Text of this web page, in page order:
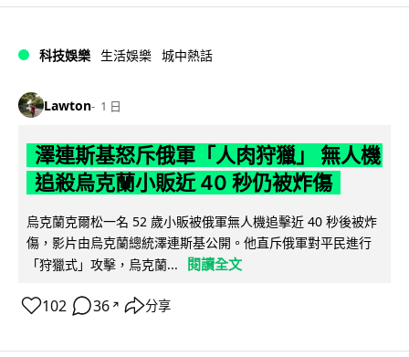
科技娛樂 生活娛樂 城中熱話
Lawton 1 日
澤連斯基怒斥俄軍「人肉狩獵」 無人機
追殺烏克蘭小販近 40 秒仍被炸傷
烏克蘭克爾松一名 52 歲小販被俄軍無人機追擊近 40 秒後被炸
傷，影片由烏克蘭總統澤連斯基公開。他直斥俄軍對平民進行
「狩獵式」攻擊，烏克蘭...
閱讀全文
102 36 ↗ 分享